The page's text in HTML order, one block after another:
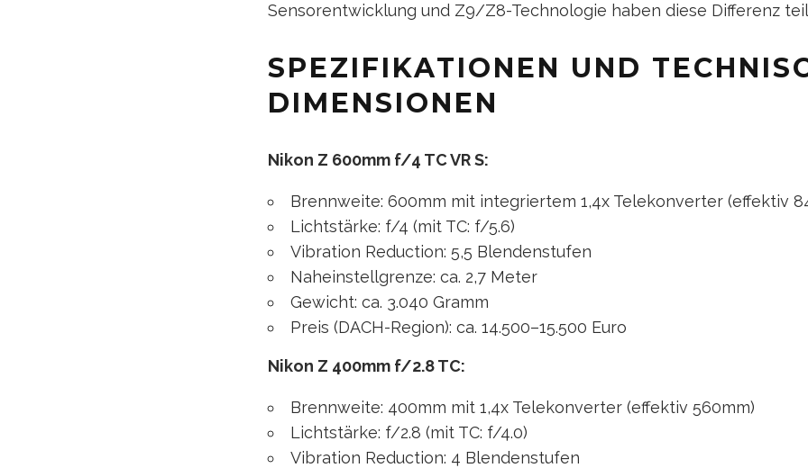
Sensorentwicklung und Z9/Z8-Technologie haben diese Differenz
SPEZIFIKATIONEN UND
DIMENSIONEN
Nikon Z 600mm f/4 TC VR S:
Brennweite: 600mm mit integriertem 1,4x Telekonverter (effektiv
Lichtstärke: f/4 (mit TC: f/5.6)
Vibration Reduction: 5,5 Blendenstufen
Naheinstellgrenze: ca. 2,7 Meter
Gewicht: ca. 3.040 Gramm
Preis (DACH-Region): ca. 14.500–15.500 Euro
Nikon Z 400mm f/2.8 TC:
Brennweite: 400mm mit 1,4x Telekonverter (effektiv 560mm)
Lichtstärke: f/2.8 (mit TC: f/4.0)
Vibration Reduction: 4 Blendenstufen